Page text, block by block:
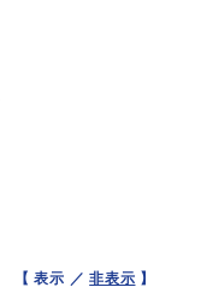
【 表示 ／非表示 】